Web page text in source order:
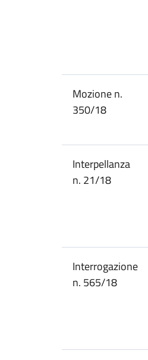
Mozione n.
350/18
Interpellanza
n. 21/18
Interrogazione
n. 565/18